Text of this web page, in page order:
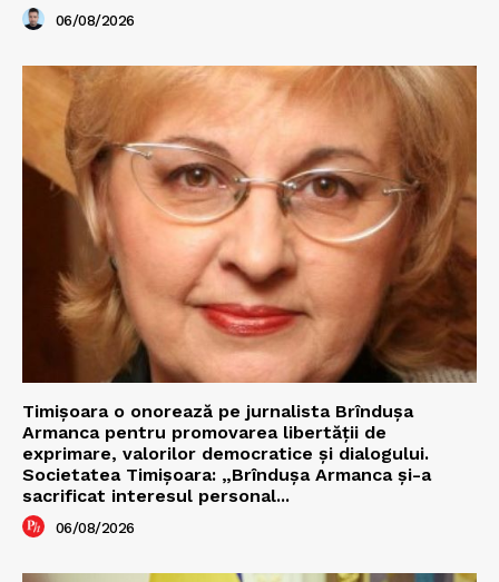
06/08/2026
Timișoara o onorează pe jurnalista Brîndușa
Armanca pentru promovarea libertății de
exprimare, valorilor democratice și dialogului.
Societatea Timișoara: „Brîndușa Armanca și-a
sacrificat interesul personal...
06/08/2026